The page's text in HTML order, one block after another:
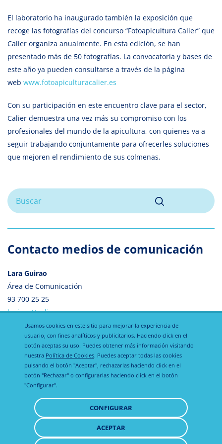
El laboratorio ha inaugurado también la exposición que
recoge las fotografías del concurso “Fotoapicultura Calier” que
Calier organiza anualmente. En esta edición, se han
presentado más de 50 fotografías. La convocatoria y bases de
este año ya pueden consultarse a través de la página
web www.fotoapiculturacalier.es
Con su participación en este encuentro clave para el sector,
Calier demuestra una vez más su compromiso con los
profesionales del mundo de la apicultura, con quienes va a
seguir trabajando conjuntamente para ofrecerles soluciones
que mejoren el rendimiento de sus colmenas.
Contacto medios de comunicación
Lara Guirao
Área de Comunicación
93 700 25 25
lguirao@calier.es
Aviso legal
Política de
privacidad
Política de
Usamos cookies en este sitio para mejorar la experiencia de
usuario, con fines analíticos y publicitarios. Haciendo click en el
botón aceptas su uso. Puedes obtener más información visitando
nuestra Política de Cookies. Puedes aceptar todas las cookies
pulsando el botón "Aceptar", rechazarlas haciendo click en el
botón "Rechazar" o configurarlas haciendo click en el botón
"Configurar".
CONFIGURAR
ACEPTAR